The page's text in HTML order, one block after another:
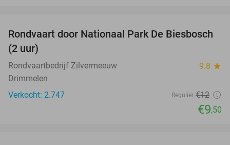
21%
Rondvaart door Nationaal Park De Biesbosch
(2 uur)
Rondvaartbedrijf Zilvermeeuw 9.8 star
Drimmelen
Verkocht: 2.747
Regulier €12
€9,50